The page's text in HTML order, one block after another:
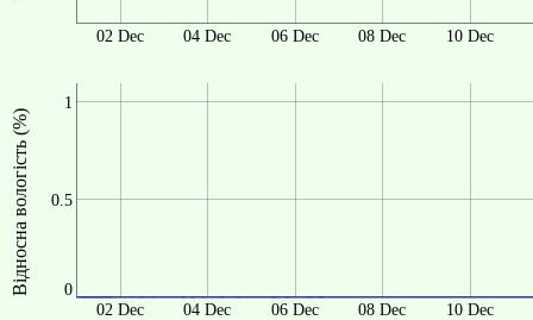
02 Dec 04 Dec 06 Dec 08 Dec 10 Dec
Відносна вологість (%) 0
0.5
1
02 Dec 04 Dec 06 Dec 08 Dec 10 Dec